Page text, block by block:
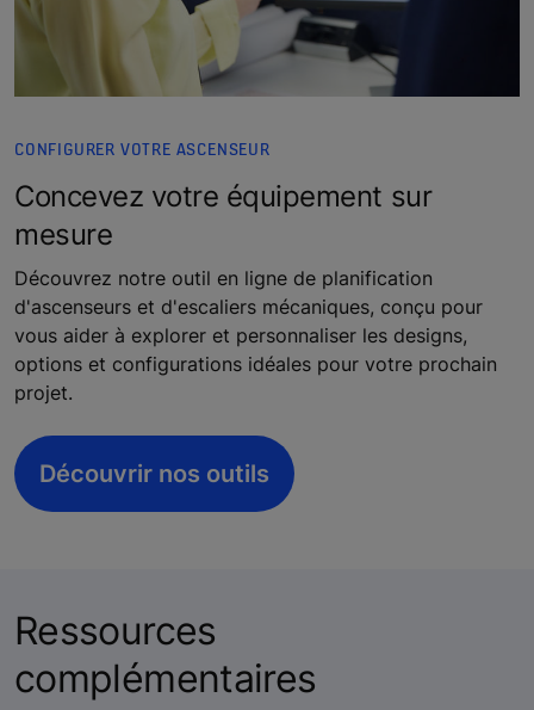
CONFIGURER VOTRE ASCENSEUR
Concevez votre équipement sur
mesure
Découvrez notre outil en ligne de planification
d'ascenseurs et d'escaliers mécaniques, conçu pour
vous aider à explorer et personnaliser les designs,
options et configurations idéales pour votre prochain
projet.
Découvrir nos outils
Ressources
complémentaires